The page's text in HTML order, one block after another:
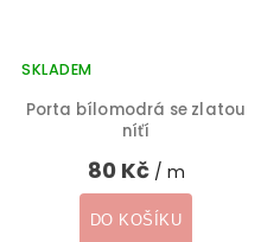
Porta bílomodrá se zlatou
níťí
SKLADEM
80 Kč / m
DO KOŠÍKU